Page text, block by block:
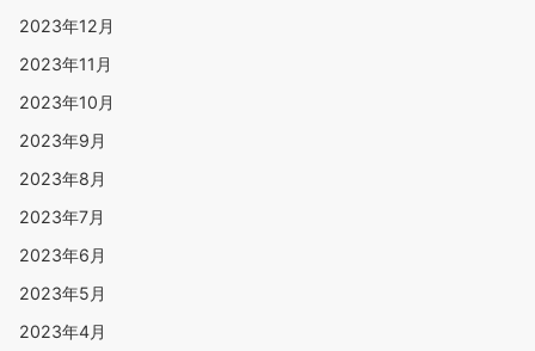
2023年12月
2023年11月
2023年10月
2023年9月
2023年8月
2023年7月
2023年6月
2023年5月
2023年4月